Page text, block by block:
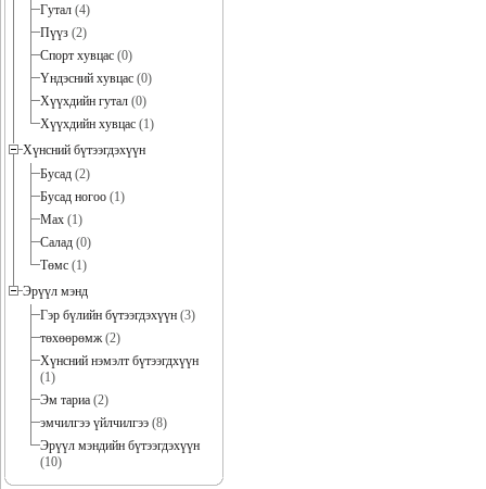
Гутал (4)
Пүүз (2)
Спорт хувцас (0)
Үндэсний хувцас (0)
Хүүхдийн гутал (0)
Хүүхдийн хувцас (1)
Хүнсний бүтээгдэхүүн
Бусад (2)
Бусад ногоо (1)
Мах (1)
Салад (0)
Төмс (1)
Эрүүл мэнд
Гэр бүлийн бүтээгдэхүүн (3)
төхөөрөмж(2)
Хүнсний нэмэлт бүтээгдхүүн
(1)
Эм тариа (2)
эмчилгээ үйлчилгээ (8)
Эрүүл мэндийн бүтээгдэхүүн
(10)